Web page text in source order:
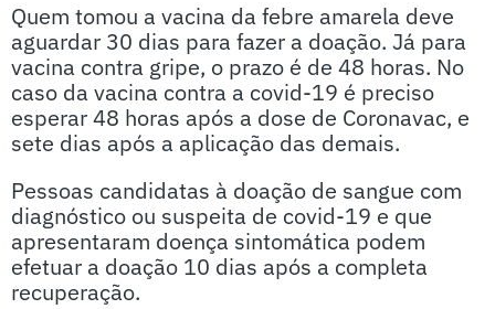
Quem tomou a vacina da febre amarela deve
aguardar 30 dias para fazer a doação. Já para
vacina contra gripe, o prazo é de 48 horas. No
caso da vacina contra a covid-19 é preciso
esperar 48 horas após a dose de Coronavac, e
sete dias após a aplicação das demais.
Pessoas candidatas à doação de sangue com
diagnóstico ou suspeita de covid-19 e que
apresentaram doença sintomática podem
efetuar a doação 10 dias após a completa
recuperação.